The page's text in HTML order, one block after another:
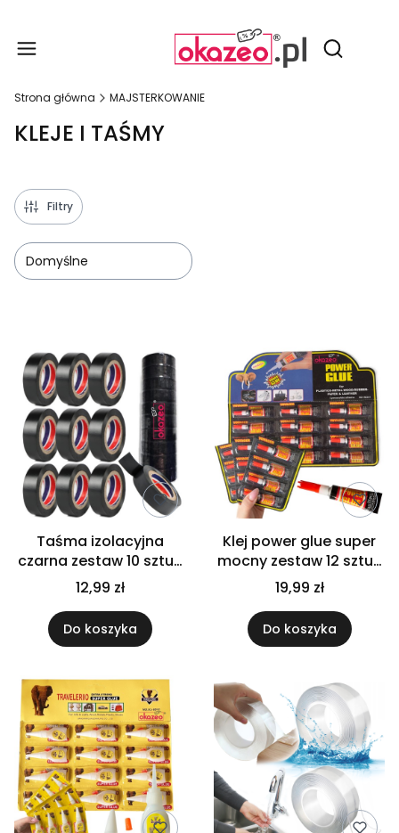
Otwórz
Strona główna MAJSTERKOWANIE
KLEJE I TAŚMY
Filtry
Domyślne
Taśma izolacyjna
czarna zestaw 10 sztuk
mocna wodoodporna
wytrzymała elestyczna
12,99 zł
Do koszyka
Klej power glue super
mocny zestaw 12 sztuk
strong szybko schnący
19,99 zł
Do koszyka